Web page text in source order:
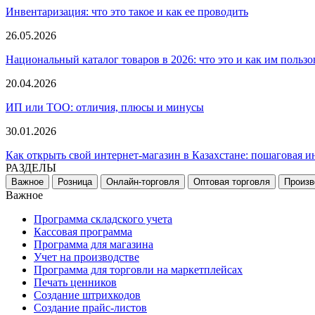
Инвентаризация: что это такое и как ее проводить
26.05.2026
Национальный каталог товаров в 2026: что это и как им
20.04.2026
ИП или ТОО: отличия, плюсы и минусы
30.01.2026
Как открыть свой интернет-магазин в Казахстане: пошаговая
РАЗДЕЛЫ
Важное Розница Онлайн-торговля Оптовая торговля
Важное
Программа складского учета
Кассовая программа
Программа для магазина
Учет на производстве
Программа для торговли на маркетплейсах
Печать ценников
Создание штрихкодов
Создание прайс-листов